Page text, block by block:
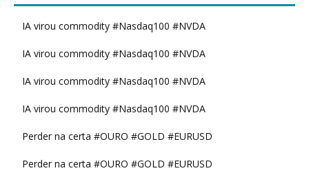
IA virou commodity #Nasdaq100 #NVDA
IA virou commodity #Nasdaq100 #NVDA
IA virou commodity #Nasdaq100 #NVDA
IA virou commodity #Nasdaq100 #NVDA
Perder na certa #OURO #GOLD #EURUSD
Perder na certa #OURO #GOLD #EURUSD